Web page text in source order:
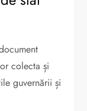
colecta și
guvernării și